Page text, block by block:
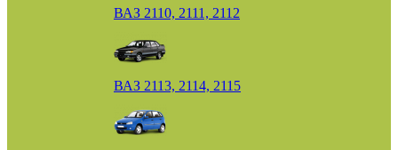
ВАЗ 2110, 2111, 2112
ВАЗ 2113, 2114, 2115